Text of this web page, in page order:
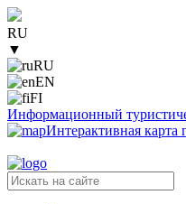
RU
▼
RU
EN
FI
Информационный
Интерактивная карта